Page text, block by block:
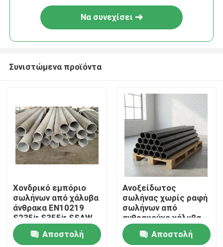
Προϊόντα
Σχετικά με εμάς
Να συνεχίσει
Συνιστώμενα προϊόντα
Χονδρικό εμπόριο
σωλήνων από χάλυβα
άνθρακα EN10219
S235jr S355jr SSAW
Αποστολή
Ανοξείδωτος
σωλήνας χωρίς ραφή
σωλήνων από
ανθρακούχο χάλυβα
Εργοστάσιο Κίνας
Αποστολή